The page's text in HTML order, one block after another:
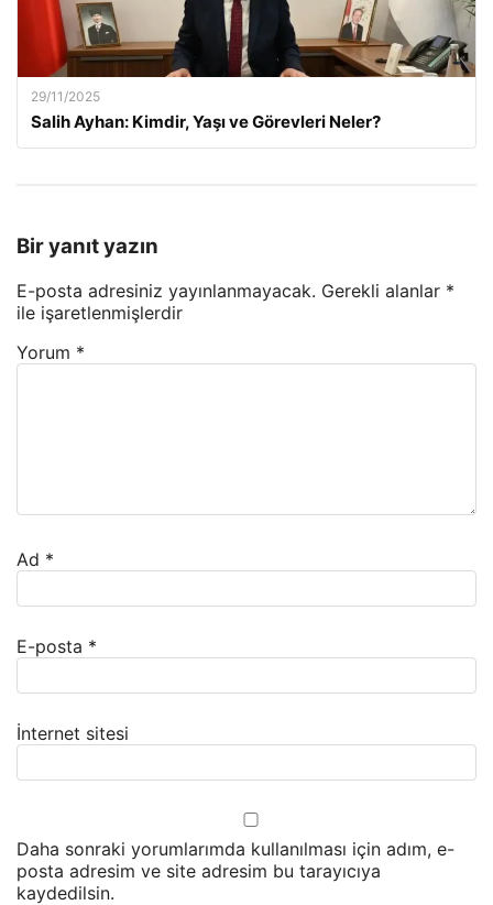
29/11/2025
Salih Ayhan: Kimdir, Yaşı ve Görevleri Neler?
Bir yanıt yazın
E-posta adresiniz yayınlanmayacak. Gerekli alanlar *
ile işaretlenmişlerdir
Yorum *
Ad *
E-posta *
İnternet sitesi
Daha sonraki yorumlarımda kullanılması için adım, e-
posta adresim ve site adresim bu tarayıcıya
kaydedilsin.